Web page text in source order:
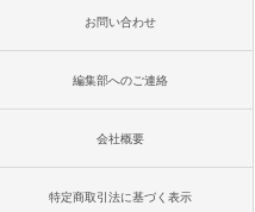
お問い合わせ
編集部へのご連絡
会社概要
特定商取引法に基づく表示